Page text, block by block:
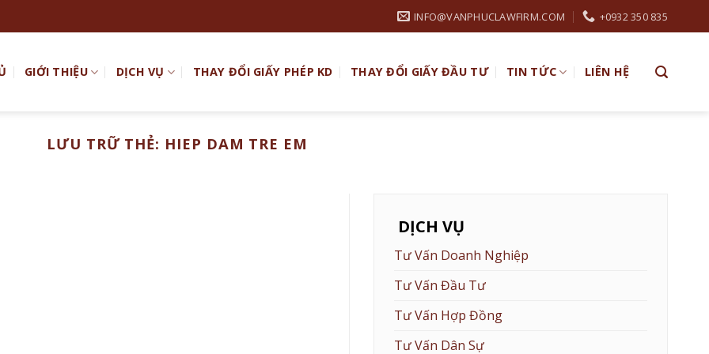
INFO@VANPHUCLAWFIRM.COM +0932 350 835
GIỚI THIỆU DỊCH VỤ THAY ĐỔI GIẤY PHÉP KD THAY ĐỔI GIẤY ĐẦU TƯ TIN TỨC LIÊN HỆ
LƯU TRỮ THẺ: HIEP DAM TRE EM
DỊCH VỤ
Tư Vấn Doanh Nghiệp
Tư Vấn Đầu Tư
Tư Vấn Hợp Đồng
Tư Vấn Dân Sự